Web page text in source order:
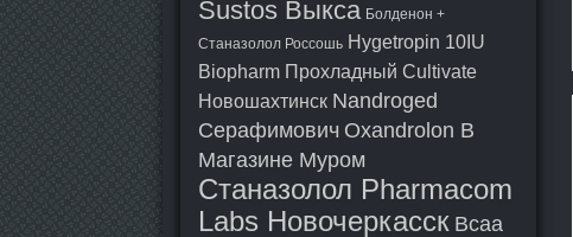
Sustos Выкса Болденон +
Станазолол Россошь Hygetropin 10IU
Biopharm Прохладный Cultivate
Новошахтинск Nandroged
Серафимович Oxandrolon В
Магазине Муром
Станазолол Pharmacom
Labs Новочеркасск Bcaa